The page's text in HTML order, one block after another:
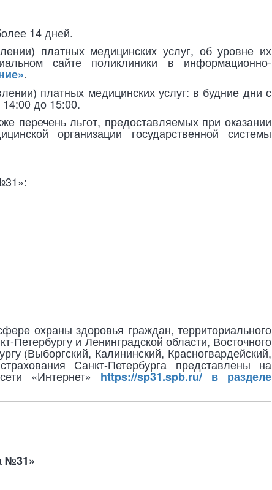
14 дней.
платных медицинских услуг, об уровне их
сайте поликлиники в информационно-
.
платных медицинских услуг: в будние дни с
до 15:00.
перечень льгот, предоставляемых при оказании
организации государственной системы
охраны здоровья граждан, территориального
и Ленинградской области, Восточного
(Выборгский, Калининский, Красногвардейский,
Санкт-Петербурга представлены на
«Интернет» https://sp31.spb.ru/ в разделе
№31»